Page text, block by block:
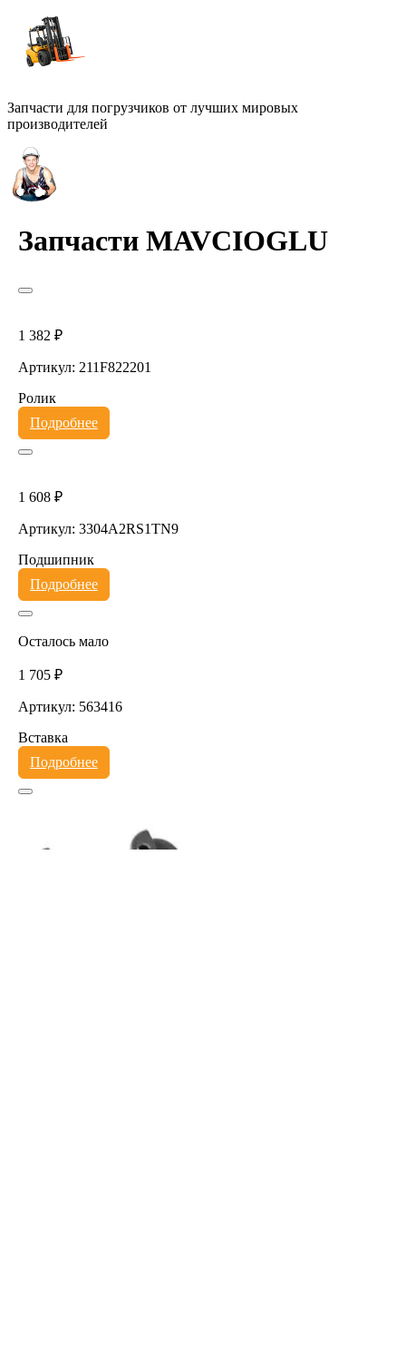
Запчасти для погрузчиков от лучших мировых
производителей
Запчасти MAVCIOGLU
1 382 ₽
Артикул: 211F822201
Ролик
Подробнее
1 608 ₽
Артикул: 3304A2RS1TN9
Подшипник
Подробнее
Осталось мало
1 705 ₽
Артикул: 563416
Вставка
Подробнее